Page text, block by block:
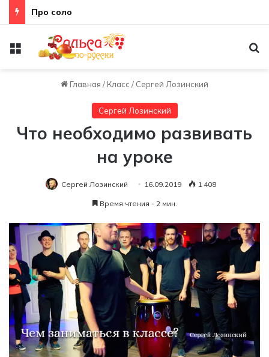
Про соло
Меню
Главная / Класс / Сергей Лозинский
Сергей Лозинский
Что необходимо развивать
на уроке
Сергей Лозинский 16.09.2019 1 408
Время чтения - 2 мин.